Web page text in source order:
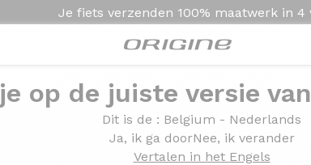
Je fiets verzenden 100% maatwerk in 4
op de juiste versie
Dit is de : Belgium - Nederlands
Ja, ik ga doorNee, ik verander
Vertalen in het Engels